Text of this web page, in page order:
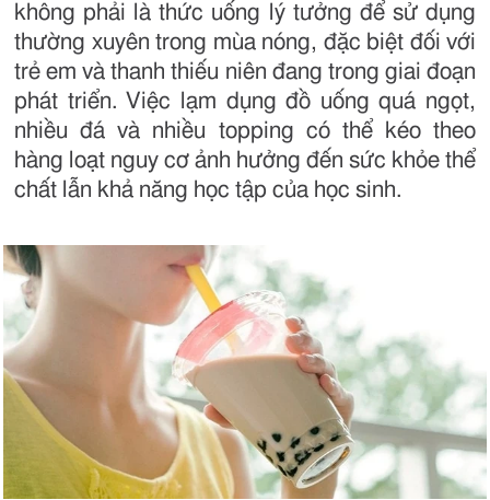
không phải là thức uống lý tưởng để sử dụng
thường xuyên trong mùa nóng, đặc biệt đối với
trẻ em và thanh thiếu niên đang trong giai đoạn
phát triển. Việc lạm dụng đồ uống quá ngọt,
nhiều đá và nhiều topping có thể kéo theo
hàng loạt nguy cơ ảnh hưởng đến sức khỏe thể
chất lẫn khả năng học tập của học sinh.